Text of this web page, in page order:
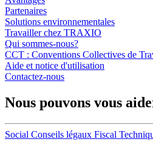
Partenaires
Solutions environnementales
Travailler chez TRAXIO
Qui sommes-nous?
CCT : Conventions Collectives de
Aide et notice d'utilisation
Contactez-nous
Nous pouvons vous
Social Conseils légaux Fiscal